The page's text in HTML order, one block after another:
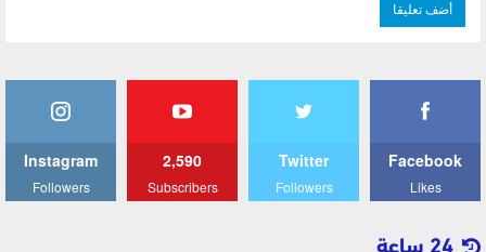
Facebook
Likes
Twitter
Followers
2,590
Subscribers
Instagram
Followers